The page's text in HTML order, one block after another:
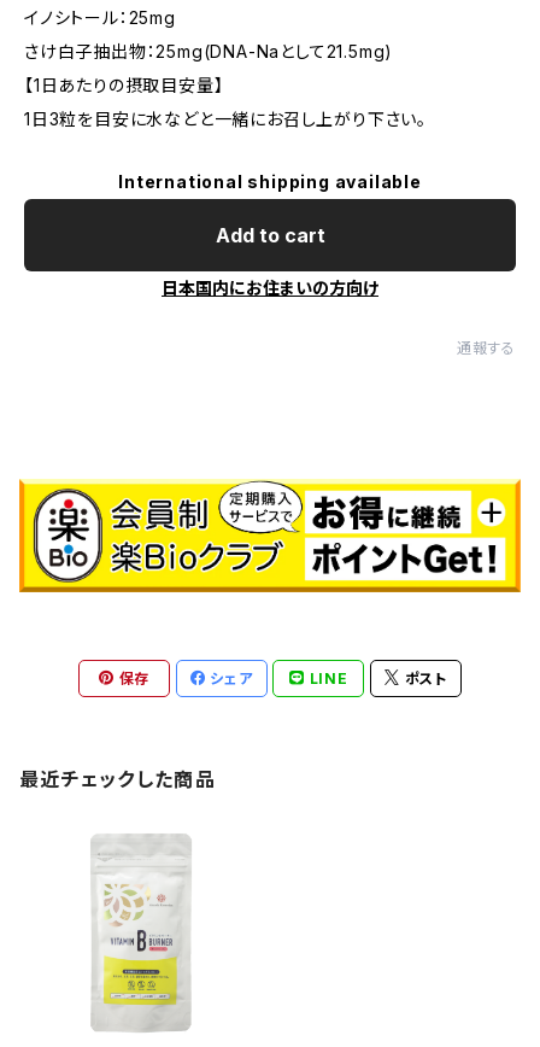
イノシトール：25mg
さけ白子抽出物：25mg(DNA-Naとして21.5mg)
【1日あたりの摂取目安量】
1日3粒を目安に水などと一緒にお召し上がり下さい。
International shipping available
Add to cart
日本国内にお住まいの方向け
通報する
保存 シェア LINE ポスト
最近チェックした商品